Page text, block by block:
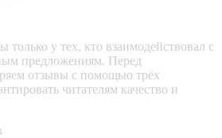
только у тех, кто взаимодействовал с
предложениям. Перед
отзывы с помощью трёх
читателям качество и